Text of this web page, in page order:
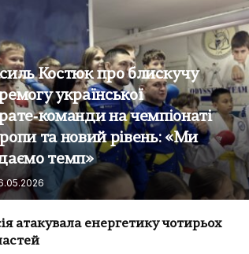
Костюк про блискучу
української
на чемпіонаті
та новий рівень: «Ми
темп»
атакувала енергетику чотирьох